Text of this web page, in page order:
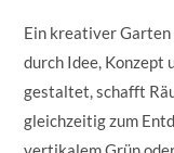
Ein kreativer
durch Idee, Konzept
gestaltet, schafft
gleichzeitig zum